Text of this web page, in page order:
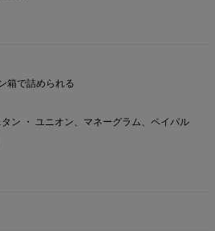
箱で詰められる
ン ・ ユニオン、マネーグラム、ペイパル